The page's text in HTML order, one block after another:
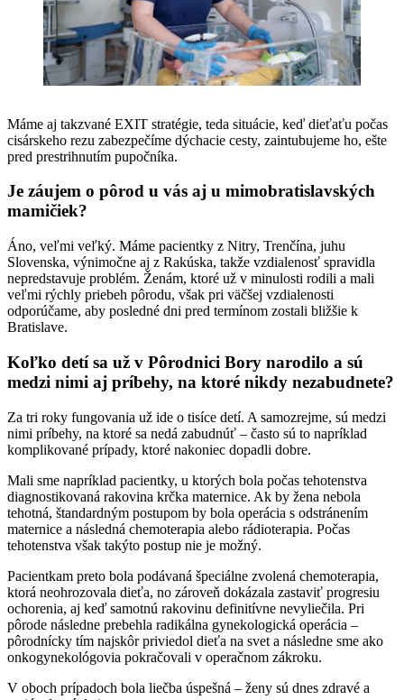
Máme aj takzvané EXIT stratégie, teda situácie, keď dieťaťu počas
cisárskeho rezu zabezpečíme dýchacie cesty, zaintubujeme ho, ešte
pred prestrihnutím pupočníka.
Je záujem o pôrod u vás aj u mimobratislavských
mamičiek?
Áno, veľmi veľký. Máme pacientky z Nitry, Trenčína, juhu
Slovenska, výnimočne aj z Rakúska, takže vzdialenosť spravidla
nepredstavuje problém. Ženám, ktoré už v minulosti rodili a mali
veľmi rýchly priebeh pôrodu, však pri väčšej vzdialenosti
odporúčame, aby posledné dni pred termínom zostali bližšie k
Bratislave.
Koľko detí sa už v Pôrodnici Bory narodilo a sú
medzi nimi aj príbehy, na ktoré nikdy nezabudnete?
Za tri roky fungovania už ide o tisíce detí. A samozrejme, sú medzi
nimi príbehy, na ktoré sa nedá zabudnúť – často sú to napríklad
komplikované prípady, ktoré nakoniec dopadli dobre.
Mali sme napríklad pacientky, u ktorých bola počas tehotenstva
diagnostikovaná rakovina krčka maternice. Ak by žena nebola
tehotná, štandardným postupom by bola operácia s odstránením
maternice a následná chemoterapia alebo rádioterapia. Počas
tehotenstva však takýto postup nie je možný.
Pacientkam preto bola podávaná špeciálne zvolená chemoterapia,
ktorá neohrozovala dieťa, no zároveň dokázala zastaviť progresiu
ochorenia, aj keď samotnú rakovinu definitívne nevyliečila. Pri
pôrode následne prebehla radikálna gynekologická operácia –
pôrodnícky tím najskôr priviedol dieťa na svet a následne sme ako
onkogynekológovia pokračovali v operačnom zákroku.
V oboch prípadoch bola liečba úspešná – ženy sú dnes zdravé a